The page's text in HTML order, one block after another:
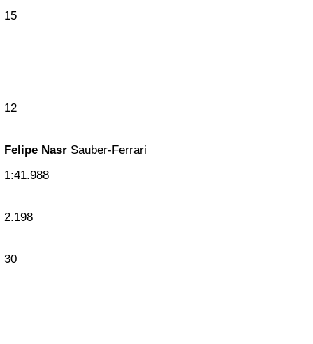
15
12
Felipe Nasr Sauber-Ferrari
1:41.988
2.198
30